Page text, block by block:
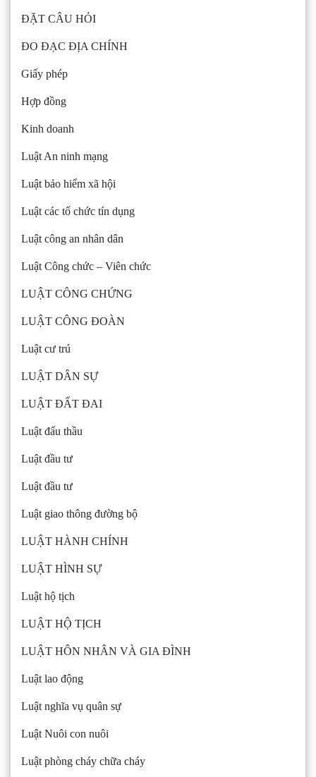
ĐẶT CÂU HỎI
ĐO ĐẠC ĐỊA CHÍNH
Giấy phép
Hợp đồng
Kinh doanh
Luật An ninh mạng
Luật bảo hiểm xã hội
Luật các tổ chức tín dụng
Luật công an nhân dân
Luật Công chức – Viên chức
LUẬT CÔNG CHỨNG
LUẬT CÔNG ĐOÀN
Luật cư trú
LUẬT DÂN SỰ
LUẬT ĐẤT ĐAI
Luật đấu thầu
Luật đầu tư
Luật đầu tư
Luật giao thông đường bộ
LUẬT HÀNH CHÍNH
LUẬT HÌNH SỰ
Luật hộ tịch
LUẬT HỘ TỊCH
LUẬT HÔN NHÂN VÀ GIA ĐÌNH
Luật lao động
Luật nghĩa vụ quân sự
Luật Nuôi con nuôi
Luật phòng cháy chữa cháy